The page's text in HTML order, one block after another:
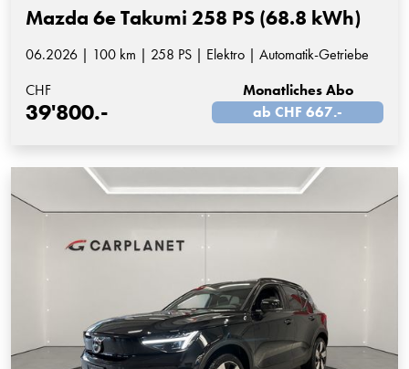
Mazda 6e Takumi 258 PS (68.8 kWh)
06.2026 | 100 km | 258 PS | Elektro | Automatik-Getriebe
CHF
39'800.-
Monatliches Abo
ab CHF 667.-